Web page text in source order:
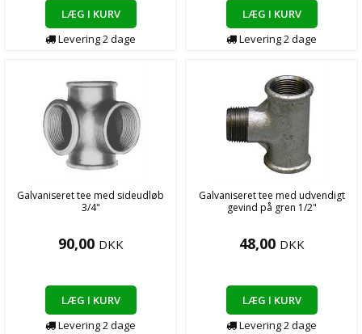
LÆG I KURV
Levering2dage
LÆG I KURV
Levering2dage
Galvaniseret tee med sideudløb
3/4"
90,00 DKK
LÆG I KURV
Levering2dage
Galvaniseret tee med udvendigt
gevind på gren 1/2"
48,00 DKK
LÆG I KURV
Levering2dage